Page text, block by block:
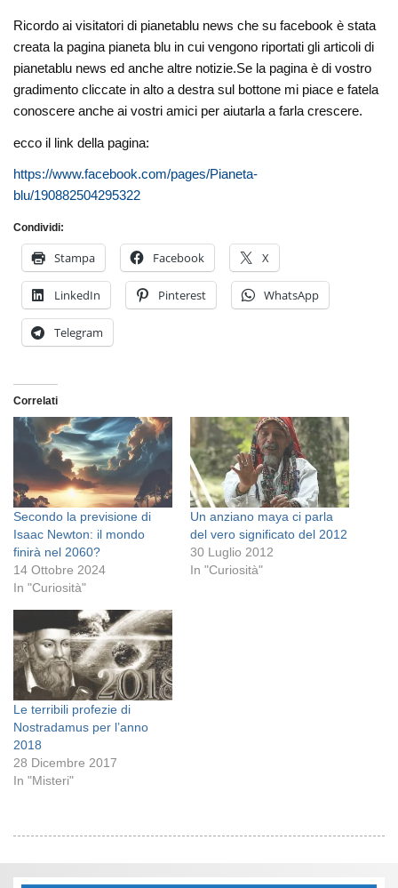
Ricordo ai visitatori di pianetablu news che su facebook è stata
creata la pagina pianeta blu in cui vengono riportati gli articoli di
pianetablu news ed anche altre notizie.Se la pagina è di vostro
gradimento cliccate in alto a destra sul bottone mi piace e fatela
conoscere anche ai vostri amici per aiutarla a farla crescere.
ecco il link della pagina:
https://www.facebook.com/pages/Pianeta-
blu/190882504295322
Condividi:
Stampa Facebook X
LinkedIn Pinterest WhatsApp
Telegram
Correlati
Secondo la previsione di
Isaac Newton: il mondo
finirà nel 2060?
14 Ottobre 2024
In "Curiosità"
Un anziano maya ci parla
del vero significato del 2012
30 Luglio 2012
In "Curiosità"
Le terribili profezie di
Nostradamus per l’anno
2018
28 Dicembre 2017
In "Misteri"